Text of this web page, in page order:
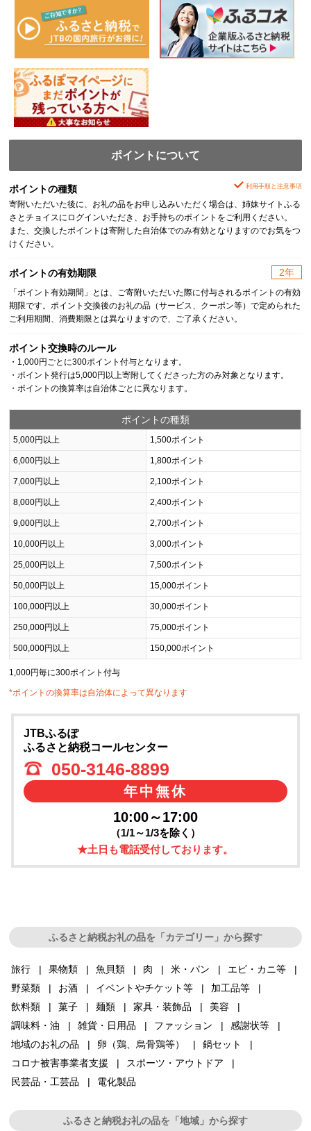
ポイントについて
ポイントの種類 利用手順と注意事項
寄附いただいた後に、お礼の品をお申し込みいただく場合は、姉妹サイトふる
さとチョイスにログインいただき、お手持ちのポイントをご利用ください。
また、交換したポイントは寄附した自治体でのみ有効となりますのでお気をつ
けください。
ポイントの有効期限 2年
「ポイント有効期間」とは、ご寄附いただいた際に付与されるポイントの有効
期限です。ポイント交換後のお礼の品（サービス、クーポン等）で定められた
ご利用期間、消費期限とは異なりますので、ご了承ください。
ポイント交換時のルール
・1,000円ごとに300ポイント付与となります。
・ポイント発行は5,000円以上寄附してくださった方のみ対象となります。
・ポイントの換算率は自治体ごとに異なります。
ポイントの種類
5,000円以上 1,500ポイント
6,000円以上 1,800ポイント
7,000円以上 2,100ポイント
8,000円以上 2,400ポイント
9,000円以上 2,700ポイント
10,000円以上 3,000ポイント
25,000円以上 7,500ポイント
50,000円以上 15,000ポイント
100,000円以上 30,000ポイント
250,000円以上 75,000ポイント
500,000円以上 150,000ポイント
1,000円毎に300ポイント付与
*ポイントの換算率は自治体によって異なります
JTBふるぽ
ふるさと納税コールセンター
050-3146-8899
年中無休
10:00～17:00
（1/1～1/3を除く）
★土日も電話受付しております。
ふるさと納税お礼の品を「カテゴリー」から探す
旅行 果物類 魚貝類 肉 米・パン
エビ・カニ等
野菜類
お酒 イベントやチケット等
加工品等
飲料類
菓子 麺類 家具・装飾品
美容
調味料・油
雑貨・日用品 ファッション
感謝状等
地域のお礼の品
卵（鶏、烏骨鶏等）
鍋セット
コロナ被害事業者支援
スポーツ・アウトドア
民芸品・工芸品
電化製品
ふるさと納税お礼の品を「地域」から探す